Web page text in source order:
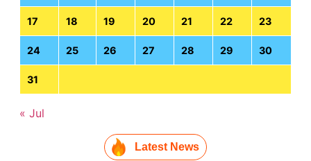
17 18 19 20 21 22 23
24 25 26 27 28 29 30
31
« Jul
Latest News